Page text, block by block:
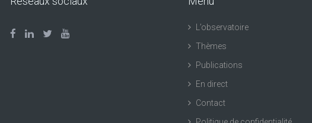
L’observatoire
Thèmes
Publications
En direct
Contact